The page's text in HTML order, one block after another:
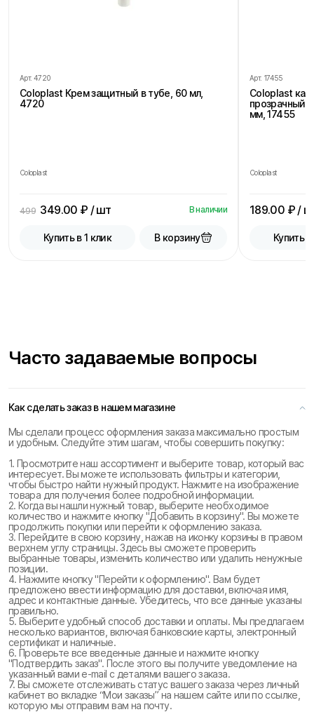
Арт. 4720
Coloplast Крем защитный в тубе, 60 мл,
4720
Coloplast
499 349.00 ₽ / шт В наличии
Купить в 1 клик В корзину
Арт. 17455
Coloplast
прозрачный,
мм, 17455
Coloplast
189.00 ₽ /
Купить в
Часто задаваемые вопросы
Как сделать заказ в нашем магазине
Мы сделали процесс оформления заказа максимально простым
и удобным. Следуйте этим шагам, чтобы совершить покупку:
1. Просмотрите наш ассортимент и выберите товар, который вас
интересует. Вы можете использовать фильтры и категории,
чтобы быстро найти нужный продукт. Нажмите на изображение
товара для получения более подробной информации.
2. Когда вы нашли нужный товар, выберите необходимое
количество и нажмите кнопку "Добавить в корзину". Вы можете
продолжить покупки или перейти к оформлению заказа.
3. Перейдите в свою корзину, нажав на иконку корзины в правом
верхнем углу страницы. Здесь вы сможете проверить
выбранные товары, изменить количество или удалить ненужные
позиции.
4. Нажмите кнопку "Перейти к оформлению". Вам будет
предложено ввести информацию для доставки, включая имя,
адрес и контактные данные. Убедитесь, что все данные указаны
правильно.
5. Выберите удобный способ доставки и оплаты. Мы предлагаем
несколько вариантов, включая банковские карты, электронный
сертификат и наличные.
6. Проверьте все введенные данные и нажмите кнопку
"Подтвердить заказ". После этого вы получите уведомление на
указанный вами e-mail с деталями вашего заказа.
7. Вы сможете отслеживать статус вашего заказа через личный
кабинет во вкладке “Мои заказы” на нашем сайте или по ссылке,
которую мы отправим вам на почту.